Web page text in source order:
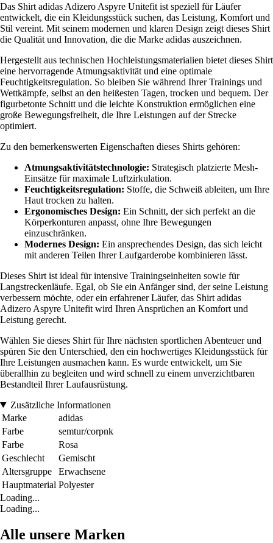
Das Shirt adidas Adizero Aspyre Unitefit ist speziell für Läufer
entwickelt, die ein Kleidungsstück suchen, das Leistung, Komfort und
Stil vereint. Mit seinem modernen und klaren Design zeigt dieses Shirt
die Qualität und Innovation, die die Marke adidas auszeichnen.
Hergestellt aus technischen Hochleistungsmaterialien bietet dieses Shirt
eine hervorragende Atmungsaktivität und eine optimale
Feuchtigkeitsregulation. So bleiben Sie während Ihrer Trainings und
Wettkämpfe, selbst an den heißesten Tagen, trocken und bequem. Der
figurbetonte Schnitt und die leichte Konstruktion ermöglichen eine
große Bewegungsfreiheit, die Ihre Leistungen auf der Strecke
optimiert.
Zu den bemerkenswerten Eigenschaften dieses Shirts gehören:
Atmungsaktivitätstechnologie: Strategisch platzierte Mesh-
Einsätze für maximale Luftzirkulation.
Feuchtigkeitsregulation: Stoffe, die Schweiß ableiten, um Ihre
Haut trocken zu halten.
Ergonomisches Design: Ein Schnitt, der sich perfekt an die
Körperkonturen anpasst, ohne Ihre Bewegungen
einzuschränken.
Modernes Design: Ein ansprechendes Design, das sich leicht
mit anderen Teilen Ihrer Laufgarderobe kombinieren lässt.
Dieses Shirt ist ideal für intensive Trainingseinheiten sowie für
Langstreckenläufe. Egal, ob Sie ein Anfänger sind, der seine Leistung
verbessern möchte, oder ein erfahrener Läufer, das Shirt adidas
Adizero Aspyre Unitefit wird Ihren Ansprüchen an Komfort und
Leistung gerecht.
Wählen Sie dieses Shirt für Ihre nächsten sportlichen Abenteuer und
spüren Sie den Unterschied, den ein hochwertiges Kleidungsstück für
Ihre Leistungen ausmachen kann. Es wurde entwickelt, um Sie
überallhin zu begleiten und wird schnell zu einem unverzichtbaren
Bestandteil Ihrer Laufausrüstung.
Zusätzliche Informationen
Marke
adidas
Farbe
semtur/corpnk
Farbe
Rosa
Geschlecht
Gemischt
Altersgruppe
Erwachsene
Hauptmaterial Polyester
Loading...
Loading...
Alle unsere Marken